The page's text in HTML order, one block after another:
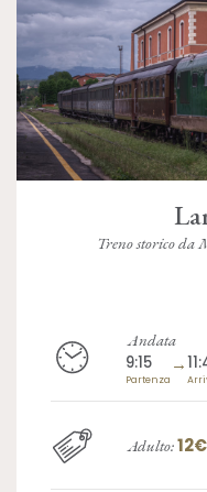
Treno storico da
Andata
9:15
Partenza
→
Adulto:12€